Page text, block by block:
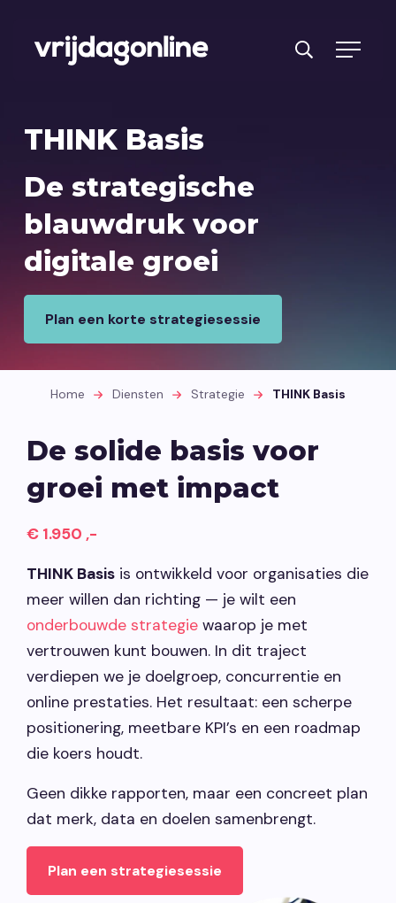
PRFT® werkwijze
Cases
Over ons
Branches
Kennisbank
Contact opnemen
THINK Basis
De strategische
blauwdruk voor
digitale groei
Plan een korte strategiesessie
Home Diensten Strategie THINK Basis
De solide basis voor
groei met impact
€ 1.950 ,-
THINK Basis is ontwikkeld voor organisaties die
meer willen dan richting — je wilt een
onderbouwde strategie waarop je met
vertrouwen kunt bouwen. In dit traject
verdiepen we je doelgroep, concurrentie en
online prestaties. Het resultaat: een scherpe
positionering, meetbare KPI’s en een roadmap
die koers houdt.
Geen dikke rapporten, maar een concreet plan
dat merk, data en doelen samenbrengt.
Plan een strategiesessie